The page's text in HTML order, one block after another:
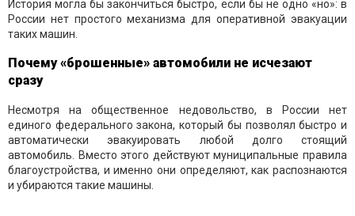
История могла бы закончиться быстро, если бы не одно «но»: в
России нет простого механизма для оперативной эвакуации
таких машин.
Почему «брошенные» автомобили не исчезают
сразу
Несмотря на общественное недовольство, в России нет
единого федерального закона, который бы позволял быстро и
автоматически эвакуировать любой долго стоящий
автомобиль. Вместо этого действуют муниципальные правила
благоустройства, и именно они определяют, как распознаются
и убираются такие машины.